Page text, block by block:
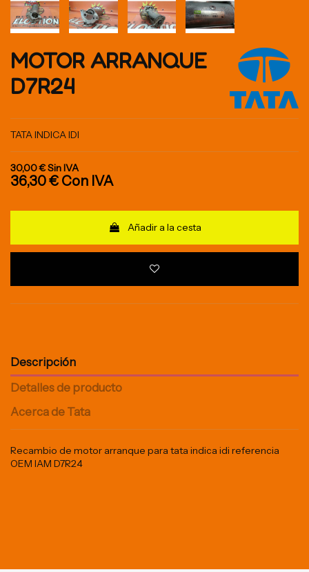
MOTOR ARRANQUE
D7R24
TATA INDICA IDI
30,00 €Sin IVA
36,30 € Con IVA
Añadir a la cesta
Descripción
Detalles de producto
Acerca de Tata
Recambio de motor arranque para tata indica idi referencia
OEM IAM D7R24